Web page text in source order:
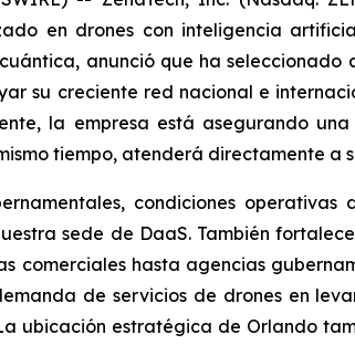
en drones con inteligencia
anunció que ha
su creciente red nacional e
la empresa está asegurando
tiempo, atenderá directamente a
condiciones
sede de DaaS. También
comerciales hasta agencias
de servicios de drones en
ubicación estratégica de Orlando